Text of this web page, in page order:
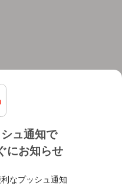
ュ通知で
にお知らせ
なプッシュ通知
利用規約
採用情報